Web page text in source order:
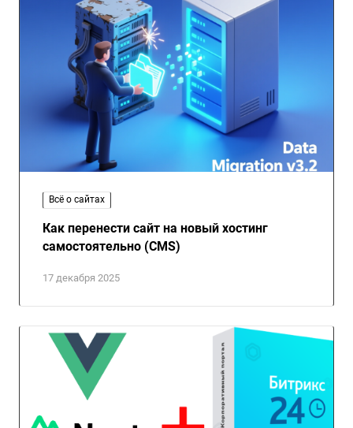
Всё о сайтах
17 декабря 2025
Как перенести сайт на новый хостинг
самостоятельно (CMS)